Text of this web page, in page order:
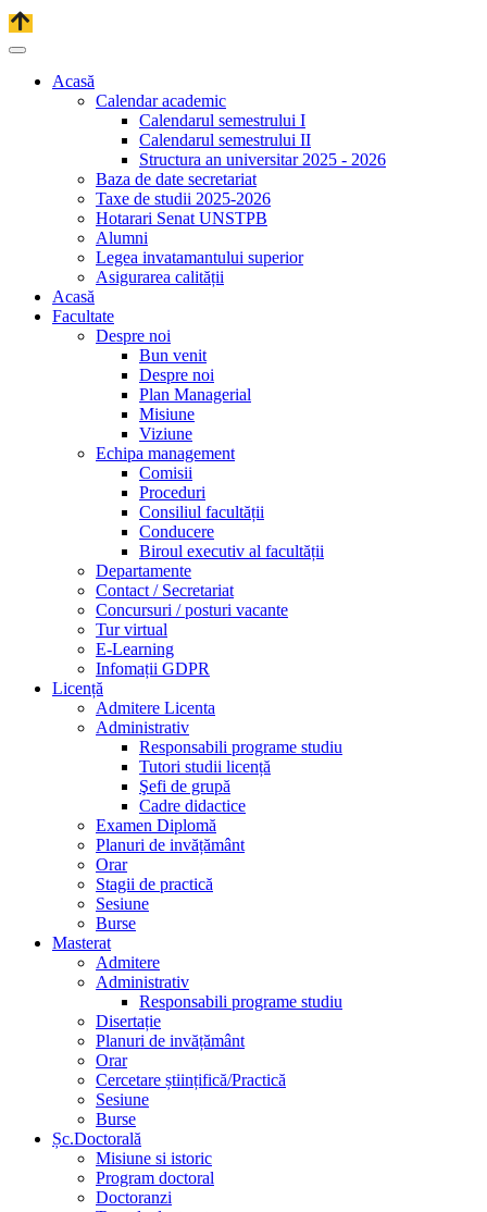
Acasă
Calendar academic
Calendarul semestrului I
Calendarul semestrului II
Structura an universitar 2025 - 2026
Baza de date secretariat
Taxe de studii 2025-2026
Hotarari Senat UNSTPB
Alumni
Legea invatamantului superior
Asigurarea calității
Acasă
Facultate
Despre noi
Bun venit
Despre noi
Plan Managerial
Misiune
Viziune
Echipa management
Comisii
Proceduri
Consiliul facultății
Conducere
Biroul executiv al facultății
Departamente
Contact / Secretariat
Concursuri / posturi vacante
Tur virtual
E-Learning
Infomații GDPR
Licență
Admitere Licenta
Administrativ
Responsabili programe studiu
Tutori studii licență
Şefi de grupă
Cadre didactice
Examen Diplomă
Planuri de invățământ
Orar
Stagii de practică
Sesiune
Burse
Masterat
Admitere
Administrativ
Responsabili programe studiu
Disertație
Planuri de invățământ
Orar
Cercetare științifică/Practică
Sesiune
Burse
Șc.Doctorală
Misiune si istoric
Program doctoral
Doctoranzi